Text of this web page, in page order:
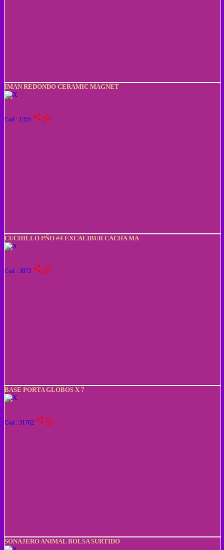
IMAN REDONDO CERAMIC MAGNET
Cod : 1355 share
CUCHILLO PÑO #4 EXCALIBUR CACHA MA
Cod : 3873 share
BASE PORTA GLOBOS X 7
Cod : 31762 share
SONAJERO ANIMAL BOLSA SURTIDO